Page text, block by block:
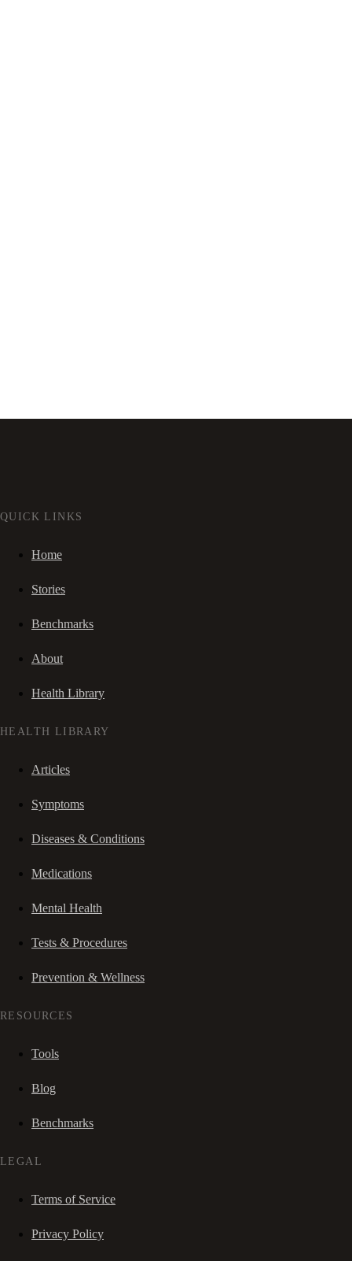
QUICK LINKS
Home
Stories
Benchmarks
About
Health Library
HEALTH LIBRARY
Articles
Symptoms
Diseases & Conditions
Medications
Mental Health
Tests & Procedures
Prevention & Wellness
RESOURCES
Tools
Blog
Benchmarks
LEGAL
Terms of Service
Privacy Policy